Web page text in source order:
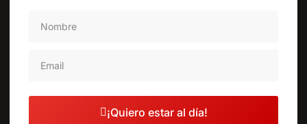
¡Quiero estar al día!